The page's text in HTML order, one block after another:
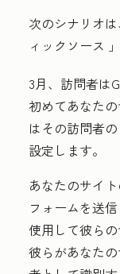
次のシナリオ
ィックソース
3月、訪問者は
初めてあなた
はその訪問者
設定します。
あなたのサイ
フォームを送
使用して彼ら
彼らがあなた